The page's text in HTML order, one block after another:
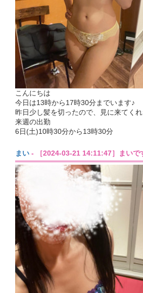
こんにちは
今日は13時から17時30分までいます♪
昨日少し髪を切ったので、見に来てく
来週の出勤
6日(土)10時30分から13時30分
まい - ［2024-03-21 14:11:47］まいで